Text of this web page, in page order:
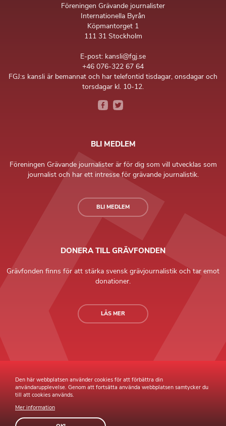
Föreningen Grävande journalister
Internationella Byrån
Köpmantorget 1
111 31 Stockholm
E-post: kansli@fgj.se
+46 076-322 67 64
FGJ:s kansli är bemannat och har telefontid tisdagar, onsdagar och
torsdagar kl. 10-12.
BLI MEDLEM
Föreningen Grävande journalister är för dig som vill utvecklas som
journalist och har ett intresse för grävande journalistik.
BLI MEDLEM
DONERA TILL GRÄVFONDEN
Grävfonden finns för att stärka svensk grävjournalistik och tar emot
donationer.
LÄS MER
Grävande Journalister © Copyright 2026 |
Easywebpubliceringsverktyg
Den här webbplatsen använder cookies för att förbättra din
användarupplevelse. Genom att fortsätta använda webbplatsen samtycker du
till att cookies används.
Mer information